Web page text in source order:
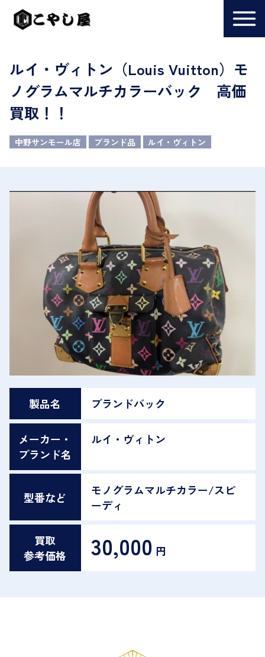
ルイ・ヴィトン（Louis Vuitton）モ
ノグラムマルチカラーバック 高価
買取！！
中野サンモール店 ブランド品 ルイ・ヴィトン
製品名 ブランドバック
メーカー・
ブランド名
ルイ・ヴィトン
型番など
モノグラムマルチカラー/スピ
ーディ
買取
参考価格
30,000 円